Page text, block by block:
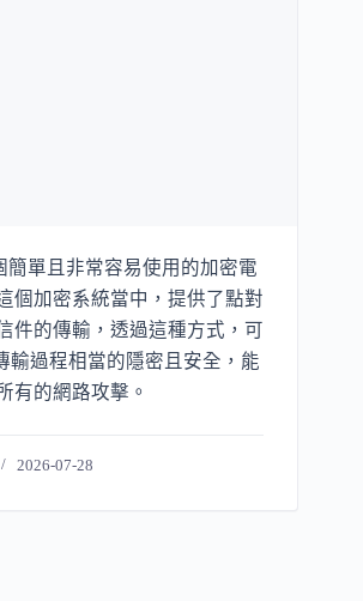
簡單且非常容易使用的加密電
個加密系統當中，提供了點對
件的傳輸，透過這種方式，可
輸過程相當的隱密且安全，能
有的網路攻擊。
2026-07-28